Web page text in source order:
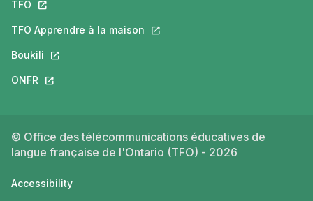
TFO This link will open in a new tab.
TFO Apprendre à la maison This link will open in a new tab.
Boukili This link will open in a new tab.
ONFR This link will open in a new tab.
© Office des télécommunications éducatives de
langue française de l'Ontario (TFO) - 2026
Accessibility